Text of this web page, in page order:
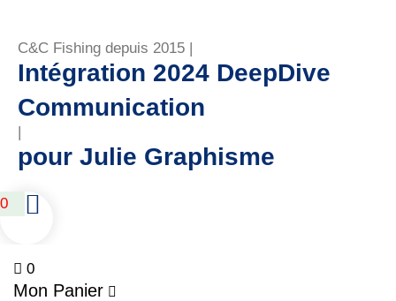
C&C Fishing depuis 2015 |
Intégration 2024 DeepDive
Communication
|
pour Julie Graphisme
0
0
Mon Panier